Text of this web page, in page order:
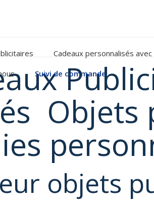
Cadeaux personnalisés avec
Suivi de commande
Objets
objets